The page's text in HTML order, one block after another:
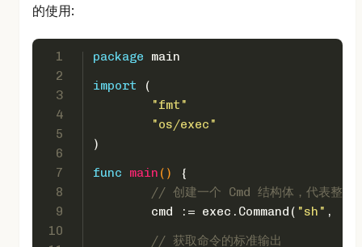
的使用:
1
2
3
4
5
6
7
8
9
10
package main
import (
"fmt"
"os/exec"
)
func
main ()
{
// 创建一个 Cmd 结构体，代表
	cmd := exec.Command(
"sh" ,
// 获取命令的标准输出